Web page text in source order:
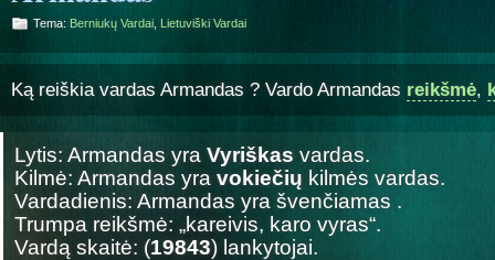
Tema: Berniukų Vardai Lietuviški Vardai
Ką reiškia vardas Armandas ? Vardo Armandas reikšmė,
Lytis: Armandas yra Vyriškas vardas.
Kilmė: Armandas yra vokiečių kilmės vardas.
Vardadienis: Armandas yra švenčiamas .
Trumpa reikšmė: „kareivis, karo vyras“.
Vardą skaitė: (19843) lankytojai.